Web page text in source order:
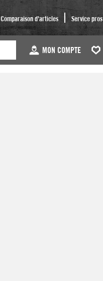
Comparaison d'articles Service pros
MON COMPTE